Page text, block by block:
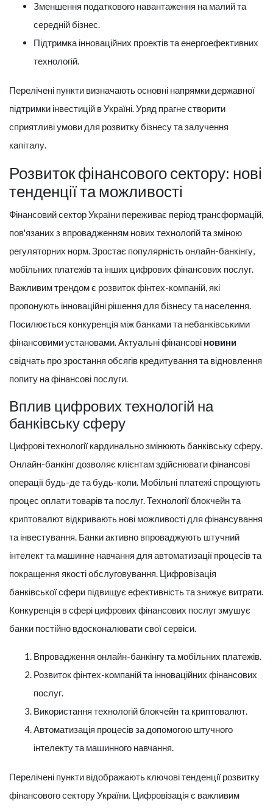
Зменшення податкового навантаження на малий та
середній бізнес.
Підтримка інноваційних проектів та енергоефективних
технологій.
Перелічені пункти визначають основні напрямки державної
підтримки інвестицій в Україні. Уряд прагне створити
сприятливі умови для розвитку бізнесу та залучення
капіталу.
Розвиток фінансового сектору: нові
тенденції та можливості
Фінансовий сектор України переживає період трансформацій,
пов'язаних з впровадженням нових технологій та зміною
регуляторних норм. Зростає популярність онлайн-банкінгу,
мобільних платежів та інших цифрових фінансових послуг.
Важливим трендом є розвиток фінтех-компаній, які
пропонують інноваційні рішення для бізнесу та населення.
Посилюється конкуренція між банками та небанківськими
фінансовими установами. Актуальні фінансові новини
свідчать про зростання обсягів кредитування та відновлення
попиту на фінансові послуги.
Вплив цифрових технологій на
банківську сферу
Цифрові технології кардинально змінюють банківську сферу.
Онлайн-банкінг дозволяє клієнтам здійснювати фінансові
операції будь-де та будь-коли. Мобільні платежі спрощують
процес оплати товарів та послуг. Технології блокчейн та
криптовалют відкривають нові можливості для фінансування
та інвестування. Банки активно впроваджують штучний
інтелект та машинне навчання для автоматизації процесів та
покращення якості обслуговування. Цифровізація
банківської сфери підвищує ефективність та знижує витрати.
Конкуренція в сфері цифрових фінансових послуг змушує
банки постійно вдосконалювати свої сервіси.
Впровадження онлайн-банкінгу та мобільних платежів.
Розвиток фінтех-компаній та інноваційних фінансових
послуг.
Використання технологій блокчейн та криптовалют.
Автоматизація процесів за допомогою штучного
інтелекту та машинного навчання.
Перелічені пункти відображають ключові тенденції розвитку
фінансового сектору України. Цифровізація є важливим